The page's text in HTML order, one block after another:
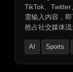
TikTok、
需输入内容，
抢占社交媒体
AI Sports